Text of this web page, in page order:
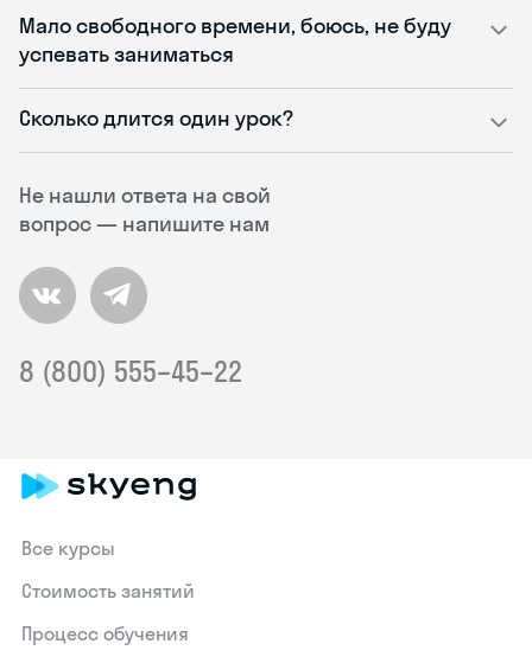
Не нашли ответа на свой
вопрос — напишите нам
8 (800) 555–45–22
Мало свободного времени, боюсь, не буду
успевать заниматься
Сколько длится один урок?
Все курсы
Стоимость занятий
Процесс обучения